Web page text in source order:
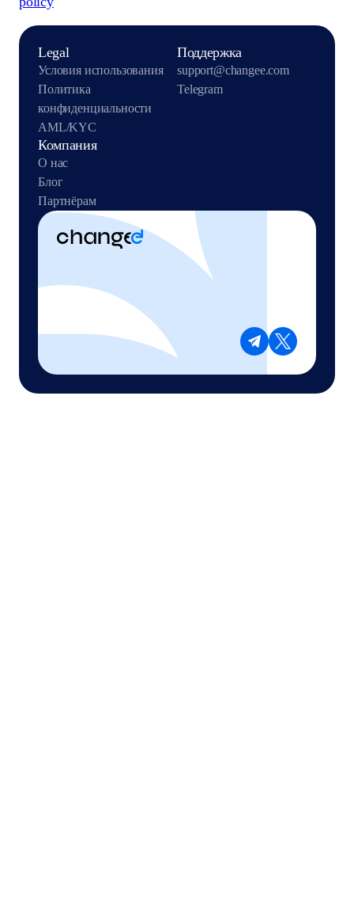
Legal
Условия использования
Политика
конфиденциальности
AML/KYC
Поддержка
support@changee.com
Telegram
Компания
О нас
Блог
Партнёрам